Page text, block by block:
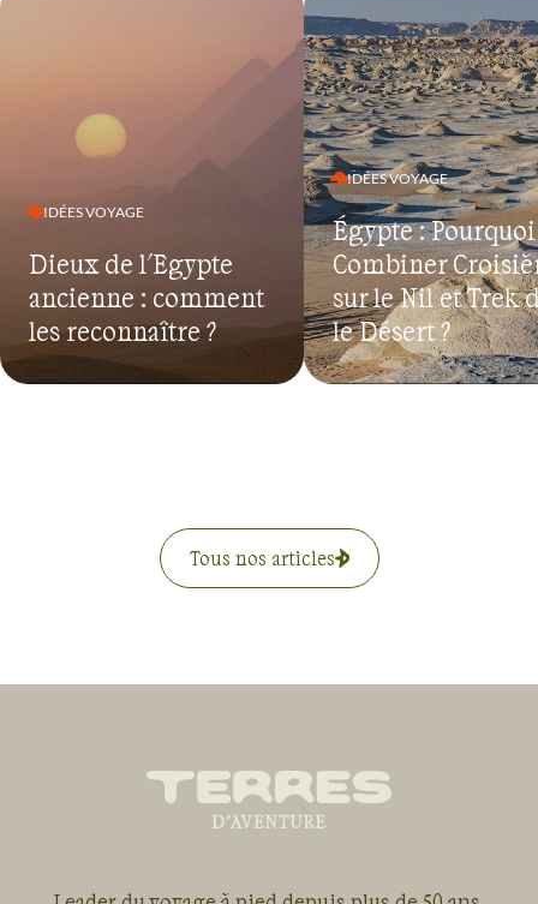
IDÉES VOYAGE
Dieux de l'Egypte
ancienne : comment
les reconnaître ?
IDÉES VOYAGE
Égypte : Pourquoi
Combiner
sur le Nil et Trek
le Désert ?
Tous nos articles